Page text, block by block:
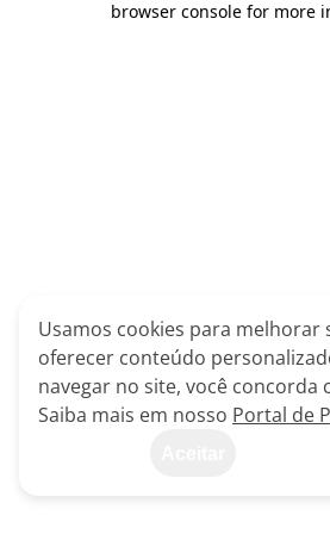
browser console for more
Usamos cookies para melhorar
oferecer conteúdo
navegar no site, você concorda
Saiba mais em nosso Portal de